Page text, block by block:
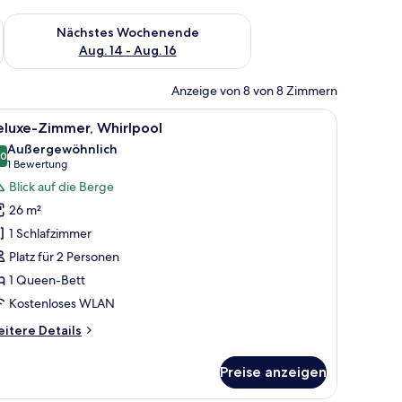
Aug. 7 - Aug. 9.
Nächstes Wochenende
Aug. 14 - Aug. 16
Überprüfe die Verfügbarkeit für nächstes Wochenende, Aug.
Anzeige von 8 von 8 Zimmern
großen Bett, einem Nachttisch, einem Schreibtisch und einem eingebauten
Ein Schlafzimmer mit Bett, Schreibtisch,
5 Zimmer, Whirlpool
von 10
Außergewöhnlich
1 Bewertung
(1
Bewertung)
Blick auf die Berge
26 m²
1 Schlafzimmer
Platz für 2 Personen
1 Queen-Bett
Kostenloses WLAN
Details
Preise anzeigen